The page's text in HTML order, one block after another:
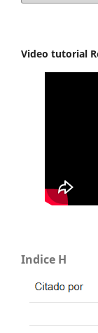
Video tutorial
Indice H